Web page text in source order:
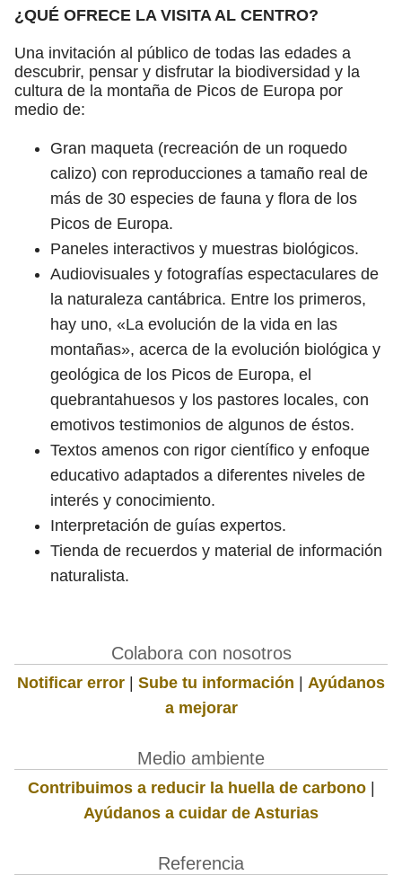
¿QUÉ OFRECE LA VISITA AL CENTRO?
Una invitación al público de todas las edades a
descubrir, pensar y disfrutar la biodiversidad y la
cultura de la montaña de Picos de Europa por
medio de:
Gran maqueta (recreación de un roquedo
calizo) con reproducciones a tamaño real de
más de 30 especies de fauna y flora de los
Picos de Europa.
Paneles interactivos y muestras biológicos.
Audiovisuales y fotografías espectaculares de
la naturaleza cantábrica. Entre los primeros,
hay uno, «La evolución de la vida en las
montañas», acerca de la evolución biológica y
geológica de los Picos de Europa, el
quebrantahuesos y los pastores locales, con
emotivos testimonios de algunos de éstos.
Textos amenos con rigor científico y enfoque
educativo adaptados a diferentes niveles de
interés y conocimiento.
Interpretación de guías expertos.
Tienda de recuerdos y material de información
naturalista.
Colabora con nosotros
Notificar error | Sube tu información | Ayúdanos
a mejorar
Medio ambiente
Contribuimos a reducir la huella de carbono|
Ayúdanos a cuidar de Asturias
Referencia